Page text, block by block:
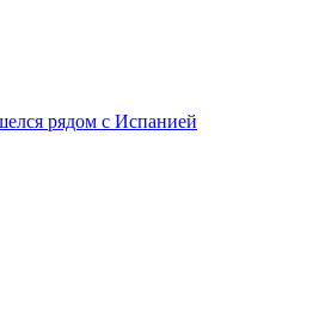
рядом с Испанией